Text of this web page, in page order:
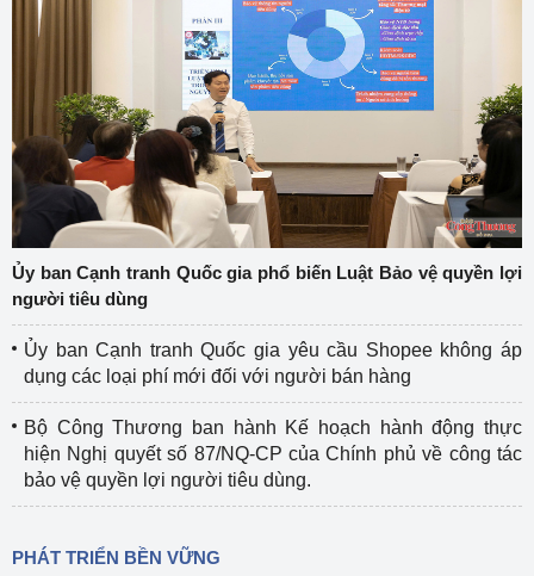
Ủy ban Cạnh tranh Quốc gia phổ biến Luật Bảo vệ quyền lợi
người tiêu dùng
Ủy ban Cạnh tranh Quốc gia yêu cầu Shopee không áp
dụng các loại phí mới đối với người bán hàng
Bộ Công Thương ban hành Kế hoạch hành động thực
hiện Nghị quyết số 87/NQ-CP của Chính phủ về công tác
bảo vệ quyền lợi người tiêu dùng.
PHÁT TRIỂN BỀN VỮNG